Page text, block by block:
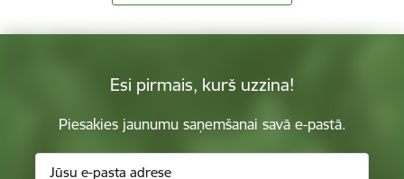
Esi pirmais, kurš uzzina!
Piesakies jaunumu saņemšanai savā e-pastā.